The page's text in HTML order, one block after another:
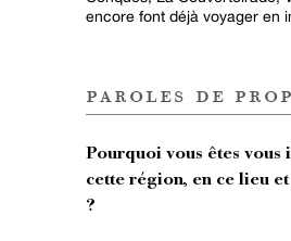
encore font déjà voyager en
paroles de
Pourquoi vous êtes vous
cette région, en ce lieu
?